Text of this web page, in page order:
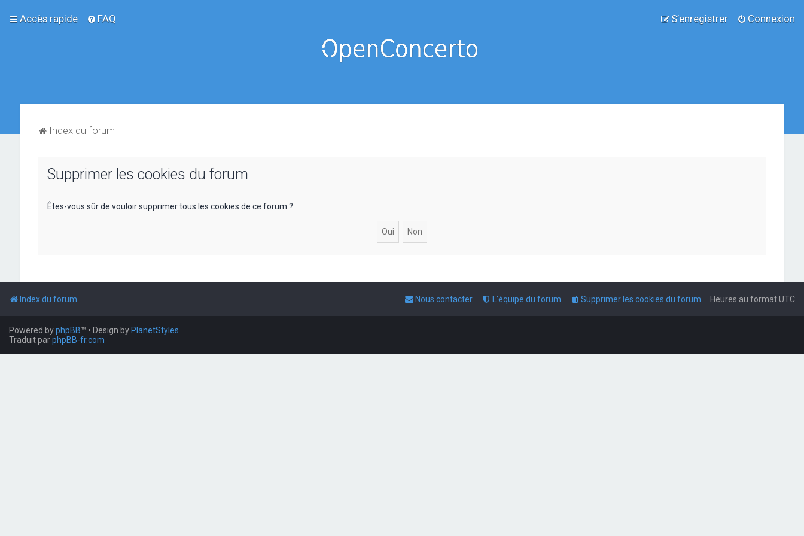
Accès rapide FAQ Connexion
S’enregistrer
Index du forum
Supprimer les cookies du forum
Êtes-vous sûr de vouloir supprimer tous les cookies de ce forum ?
Index du forum Heures au formatUTC
Supprimer les cookies du forum
L’équipe du forum
Nous contacter
Powered byphpBB™ • Design by PlanetStyles
Traduit parphpBB-fr.com